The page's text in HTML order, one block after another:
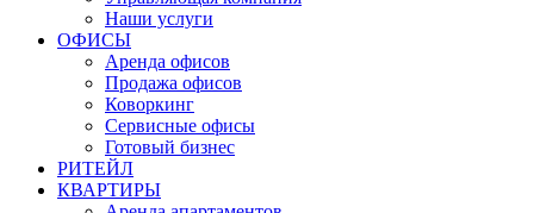
Наши услуги
ОФИСЫ
Аренда офисов
Продажа офисов
Коворкинг
Сервисные офисы
Готовый бизнес
РИТЕЙЛ
КВАРТИРЫ